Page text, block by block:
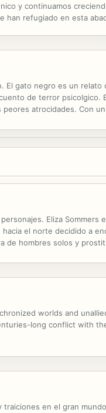
y continuamos
refugiado en esta
El gato negro es un
de terror psicolg̤ico.
atrocidades. Con
Eliza Sommers
el norte decidido a
de hombres solos y
worlds and
long conflict with
en el gran